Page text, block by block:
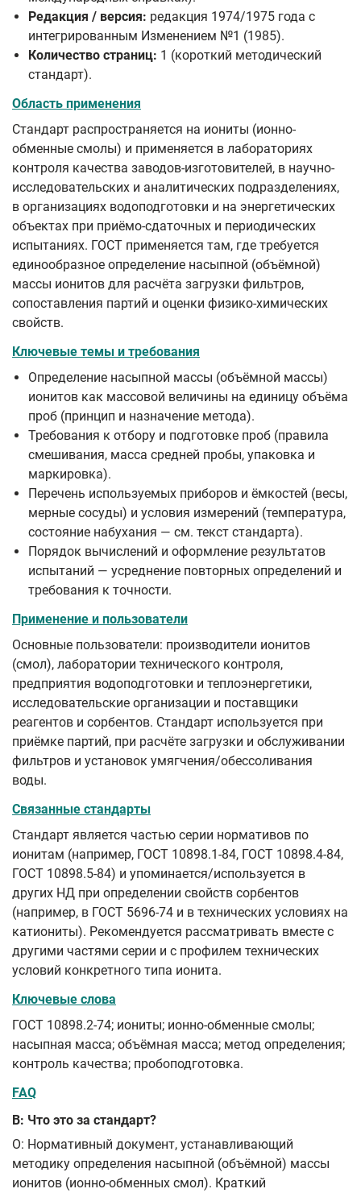
Редакция / версия: редакция 1974/1975 года с
интегрированным Изменением №1 (1985).
Количество страниц: 1 (короткий методический
стандарт).
Область применения
Стандарт распространяется на иониты (ионно-
обменные смолы) и применяется в лабораториях
контроля качества заводов‑изготовителей, в научно-
исследовательских и аналитических подразделениях,
в организациях водоподготовки и на энергетических
объектах при приёмо-сдаточных и периодических
испытаниях. ГОСТ применяется там, где требуется
единообразное определение насыпной (объёмной)
массы ионитов для расчёта загрузки фильтров,
сопоставления партий и оценки физико‑химических
свойств.
Ключевые темы и требования
Определение насыпной массы (объёмной массы)
ионитов как массовой величины на единицу объёма
проб (принцип и назначение метода).
Требования к отбору и подготовке проб (правила
смешивания, масса средней пробы, упаковка и
маркировка).
Перечень используемых приборов и ёмкостей (весы,
мерные сосуды) и условия измерений (температура,
состояние набухания — см. текст стандарта).
Порядок вычислений и оформление результатов
испытаний — усреднение повторных определений и
требования к точности.
Применение и пользователи
Основные пользователи: производители ионитов
(смол), лаборатории технического контроля,
предприятия водоподготовки и теплоэнергетики,
исследовательские организации и поставщики
реагентов и сорбентов. Стандарт используется при
приёмке партий, при расчёте загрузки и обслуживании
фильтров и установок умягчения/обессоливания
воды.
Связанные стандарты
Стандарт является частью серии нормативов по
ионитам (например, ГОСТ 10898.1-84, ГОСТ 10898.4-84,
ГОСТ 10898.5-84) и упоминается/используется в
других НД при определении свойств сорбентов
(например, в ГОСТ 5696-74 и в технических условиях на
катиониты). Рекомендуется рассматривать вместе с
другими частями серии и с профилем технических
условий конкретного типа ионита.
Ключевые слова
ГОСТ 10898.2-74; иониты; ионно-обменные смолы;
насыпная масса; объёмная масса; метод определения;
контроль качества; пробоподготовка.
FAQ
В: Что это за стандарт?
О: Нормативный документ, устанавливающий
методику определения насыпной (объёмной) массы
ионитов (ионно-обменных смол). Краткий